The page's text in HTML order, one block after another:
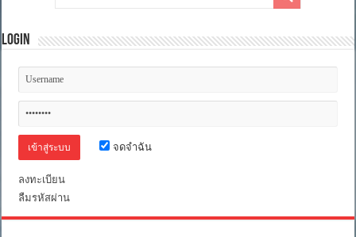
ปี
[เสียง
5.1
Ray
Login
จดจำฉัน
ลงทะเบียน
ลืมรหัสผ่าน